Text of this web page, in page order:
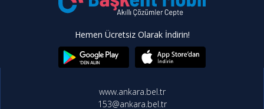
Hemen Ücretsiz Olarak İndirin!
www.ankara.bel.tr
153@ankara.bel.tr